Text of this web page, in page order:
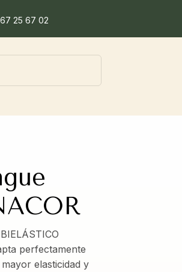
25 67 02
perfectamente
elasticidad y